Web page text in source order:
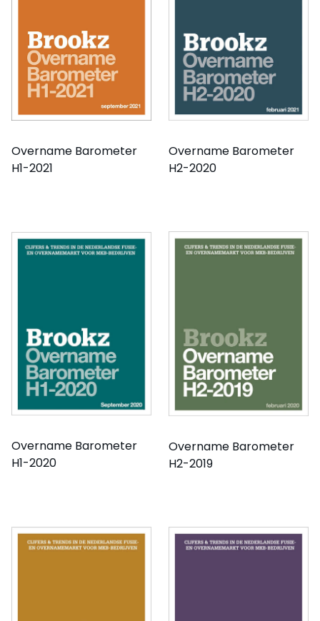
Overname Barometer
H1-2021
Overname Barometer
H2-2020
Overname Barometer
H1-2020
Overname Barometer
H2-2019